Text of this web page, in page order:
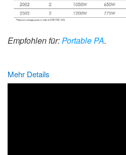
Empfohlen für:Portable PA.
Mehr Details